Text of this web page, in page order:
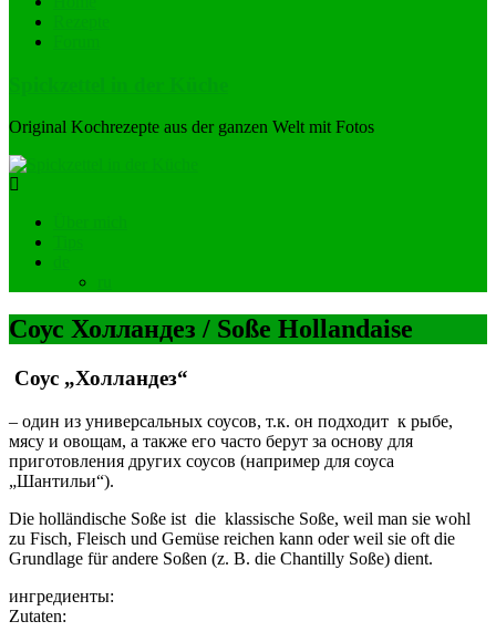
Original Kochrezepte aus der ganzen Welt mit Fotos
Соус Холландез / Soße Hollandaise
Соус „Холландез“
– один из универсальных соусов, т.к. он подходит к рыбе,
мясу и овощам, а также его часто берут за основу для
приготовления других соусов (например для соуса
„Шантильи“).
Die holländische Soße ist die klassische Soße, weil man sie wohl
zu Fisch, Fleisch und Gemüse reichen kann oder weil sie oft die
Grundlage für andere Soßen (z. B. die Chantilly Soße) dient.
Zutaten: